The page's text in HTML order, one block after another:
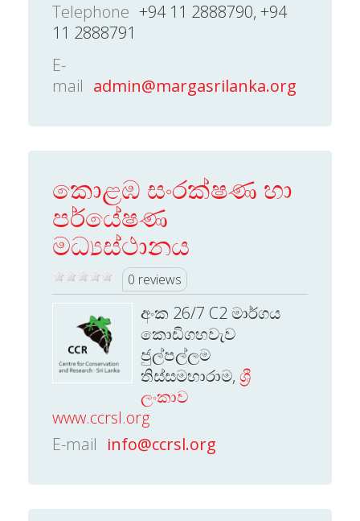
Telephone +94 11 2888790, +94
11 2888791
E-
mail admin@margasrilanka.org
කොළඹ සංරක්ෂණ හා
පර්යේෂණ
මධ්‍යස්ථානය
0 reviews
අංක 26/7 C2 මාර්ගය
කොඩිගහවැව
ජුල්පල්ලම
තිස්සමහාරාම, ශ්‍රී
ලංකාව
www.ccrsl.org
E-mail info@ccrsl.org